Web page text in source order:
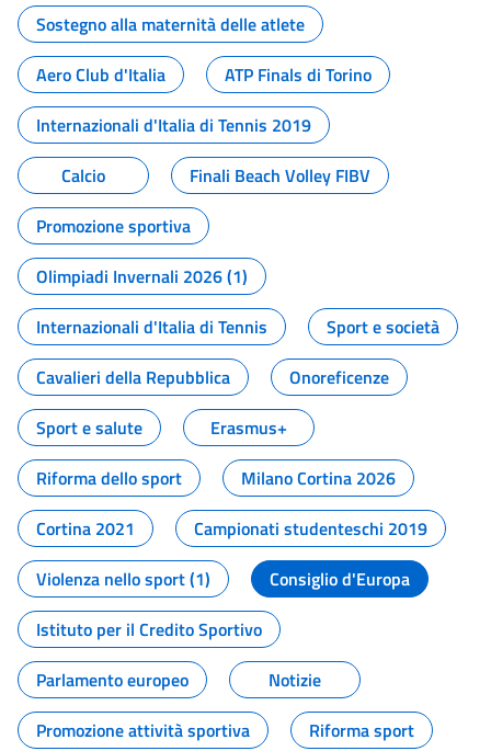
Sostegno alla maternità delle atlete
Aero Club d'Italia
ATP Finals di Torino
Internazionali d'Italia di Tennis 2019
Calcio
Finali Beach Volley FIBV
Promozione sportiva
Olimpiadi Invernali 2026 (1)
Internazionali d'Italia di Tennis
Sport e società
Cavalieri della Repubblica
Onoreficenze
Sport e salute
Erasmus+
Riforma dello sport
Milano Cortina 2026
Cortina 2021
Campionati studenteschi 2019
Violenza nello sport (1)
Consiglio d'Europa
Istituto per il Credito Sportivo
Parlamento europeo
Notizie
Promozione attività sportiva
Riforma sport